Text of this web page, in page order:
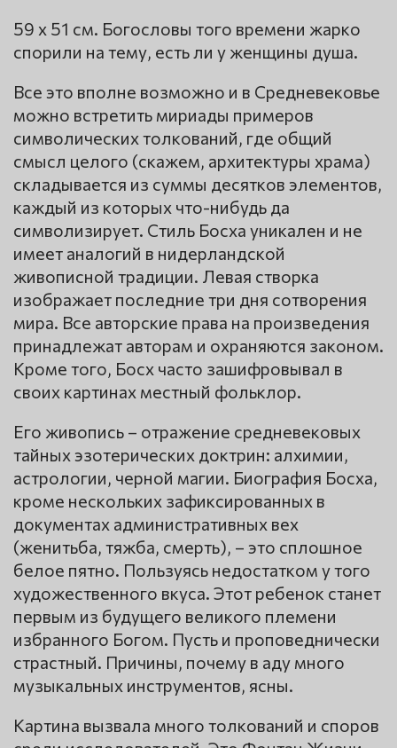
59 x 51 см. Богословы того времени жарко
спорили на тему, есть ли у женщины душа.
Все это вполне возможно и в Средневековье
можно встретить мириады примеров
символических толкований, где общий
смысл целого (скажем, архитектуры храма)
складывается из суммы десятков элементов,
каждый из которых что-нибудь да
символизирует. Стиль Босха уникален и не
имеет аналогий в нидерландской
живописной традиции. Левая створка
изображает последние три дня сотворения
мира. Все авторские права на произведения
принадлежат авторам и охраняются законом.
Кроме того, Босх часто зашифровывал в
своих картинах местный фольклор.
Его живопись – отражение средневековых
тайных эзотерических доктрин: алхимии,
астрологии, черной магии. Биография Босха,
кроме нескольких зафиксированных в
документах административных вех
(женитьба, тяжба, смерть), – это сплошное
белое пятно. Пользуясь недостатком у того
художественного вкуса. Этот ребенок станет
первым из будущего великого племени
избранного Богом. Пусть и проповеднически
страстный. Причины, почему в аду много
музыкальных инструментов, ясны.
Картина вызвала много толкований и споров